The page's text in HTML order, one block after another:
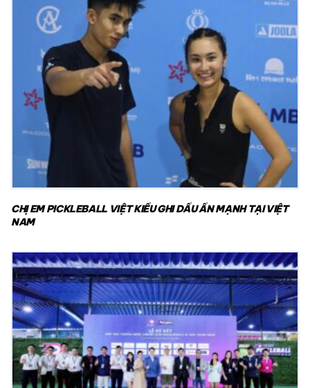
CHỊ EM PICKLEBALL VIỆT KIỀU GHI DẤU ẤN MẠNH TẠI VIỆT
NAM